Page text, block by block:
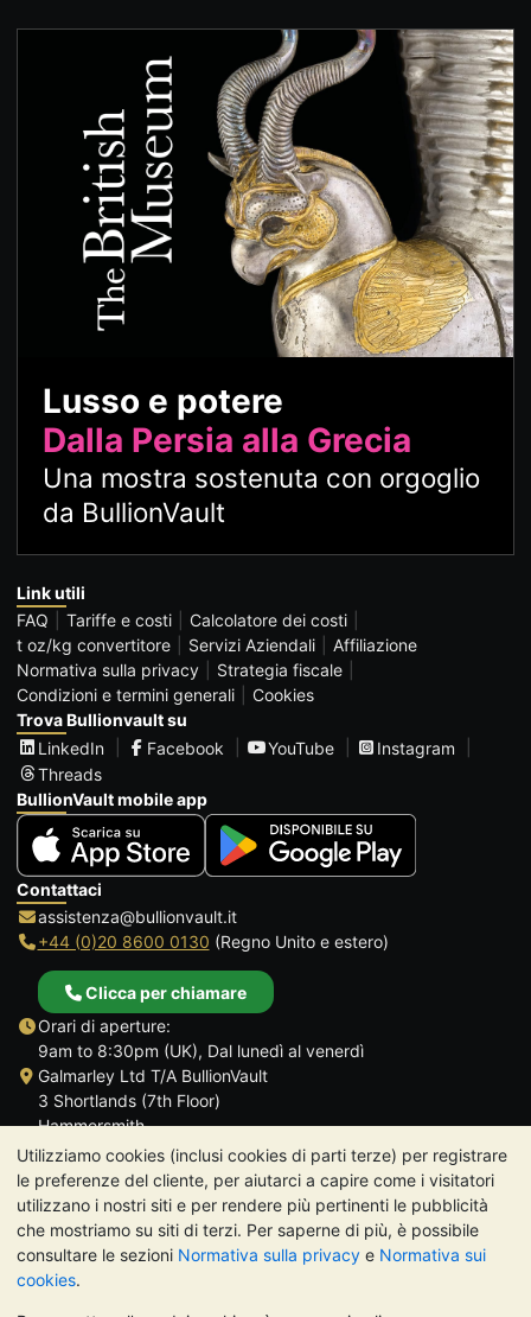
Utilizziamo cookies (inclusi cookies di parti terze) per registrare
le preferenze del cliente, per aiutarci a capire come i visitatori
utilizzano i nostri siti e per rendere più pertinenti le pubblicità
che mostriamo su siti di terzi. Per saperne di più, è possibile
consultare le sezioni Normativa sulla privacy e Normativa sui
cookies.
Lusso e potere
Dalla Persia alla Grecia
Una mostra sostenuta con orgoglio
da BullionVault
Link utili
FAQ
Tariffe e costi
Calcolatore dei costi
t oz/kg convertitore
Servizi Aziendali
Affiliazione
Normativa sulla privacy
Strategia fiscale
Condizioni e termini generali
Cookies
Trova Bullionvault su
LinkedIn
Facebook YouTube
Instagram
Threads
BullionVault mobile app
Contattaci
assistenza@bullionvault.it
+44 (0)20 8600 0130 (Regno Unito e estero)
Clicca per chiamare
Orari di aperture:
9am to 8:30pm (UK), Dal lunedì al venerdì
Galmarley Ltd T/A BullionVault
3 Shortlands (7th Floor)
Hammersmith
Londra
W6 8DA
Regno Unito